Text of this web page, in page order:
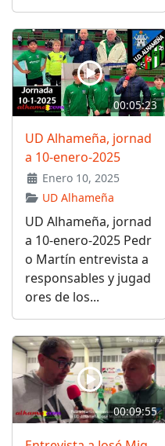
00:05:23
UD Alhameña, jornad
a 10-enero-2025
Enero 10, 2025
UD Alhameña
UD Alhameña, jornad
a 10-enero-2025 Pedr
o Martín entrevista a
responsables y jugad
ores de los...
00:09:55